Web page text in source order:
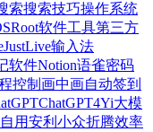
索搜索技巧操作系统
Root软件工具第三方
JustLive输入法
软件Notion语雀密码
控制 画中画自动签到
ChatGPT4Yi大模
自用安利 小众折腾效率